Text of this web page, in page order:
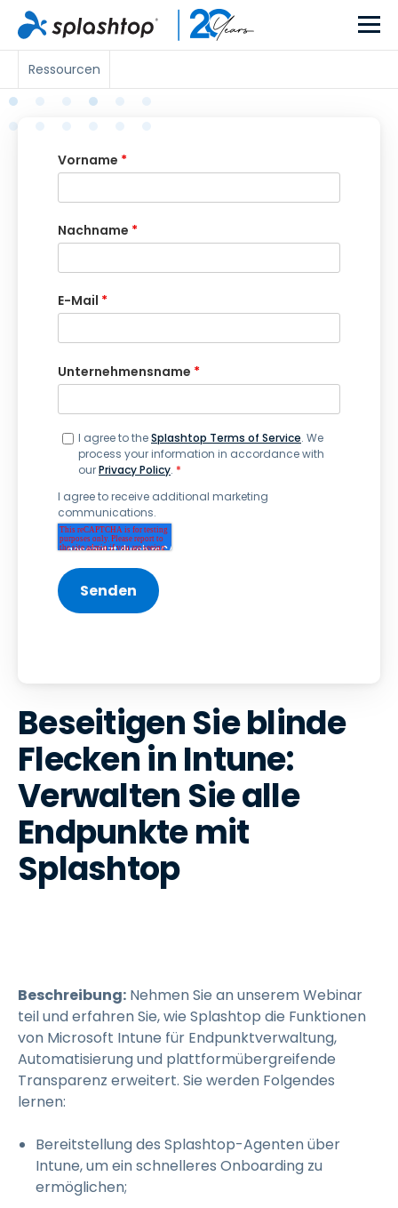
Ressourcen
Vorname *
Nachname *
E-Mail *
Unternehmensname *
I agree to theSplashtop Terms of Service. We
process your information in accordance with
ourPrivacy Policy. *
I agree to receive additional marketing
communications.
Beseitigen Sie blinde
Flecken in Intune:
Verwalten Sie alle
Endpunkte mit
Splashtop
Beschreibung: Nehmen Sie an unserem Webinar
teil und erfahren Sie, wie Splashtop die Funktionen
von Microsoft Intune für Endpunktverwaltung,
Automatisierung und plattformübergreifende
Transparenz erweitert. Sie werden Folgendes
lernen:
Bereitstellung des Splashtop-Agenten über
Intune, um ein schnelleres Onboarding zu
ermöglichen;